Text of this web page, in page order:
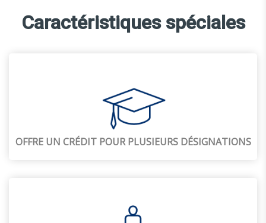
Caractéristiques spéciales
OFFRE UN CRÉDIT POUR PLUSIEURS DÉSIGNATIONS